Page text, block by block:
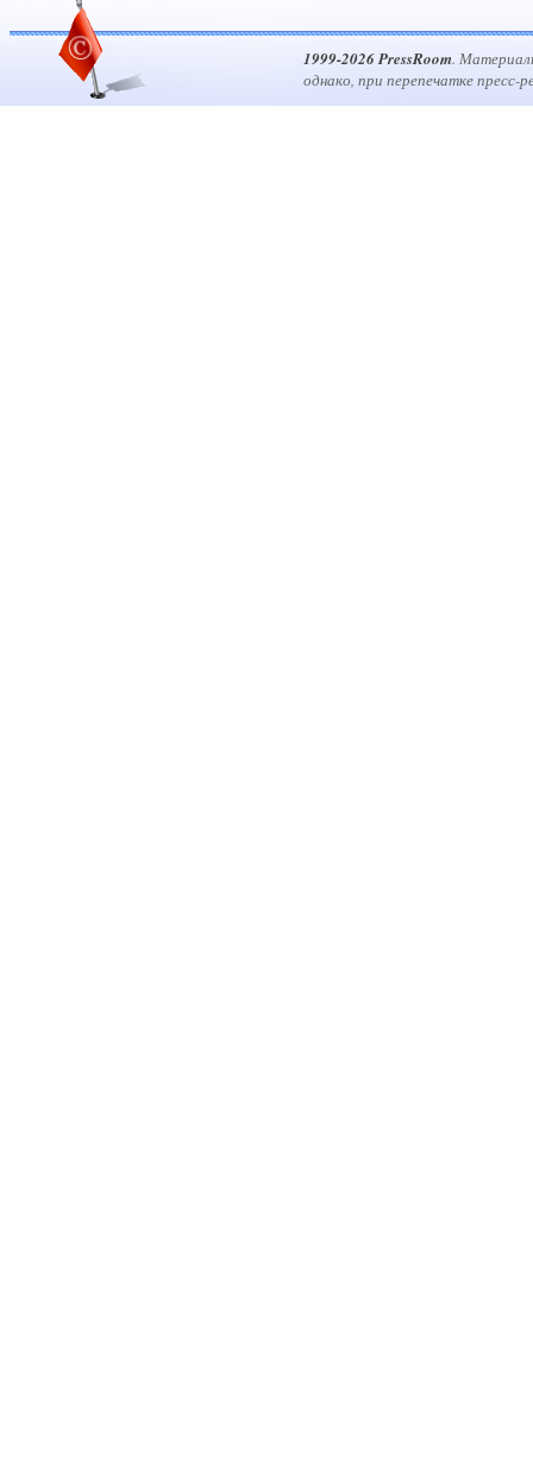
1999-2026 PressRoom.
однако, при перепечатке пресс-